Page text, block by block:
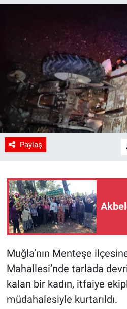
Paylaş
Muğla’nın Menteşe
Mahallesi’nde tarlada
kalan bir kadın, itfaiye
müdahalesiyle kurtarıldı.